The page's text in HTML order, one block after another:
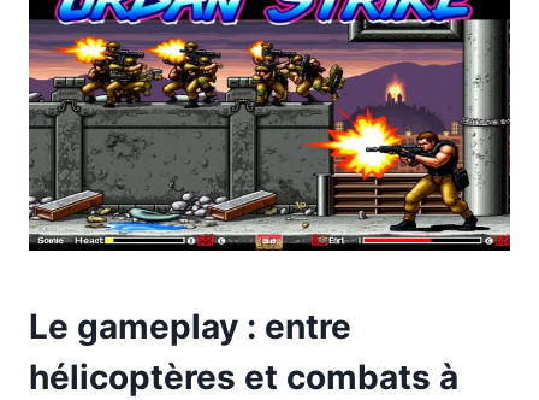
Le gameplay : entre
hélicoptères et combats à